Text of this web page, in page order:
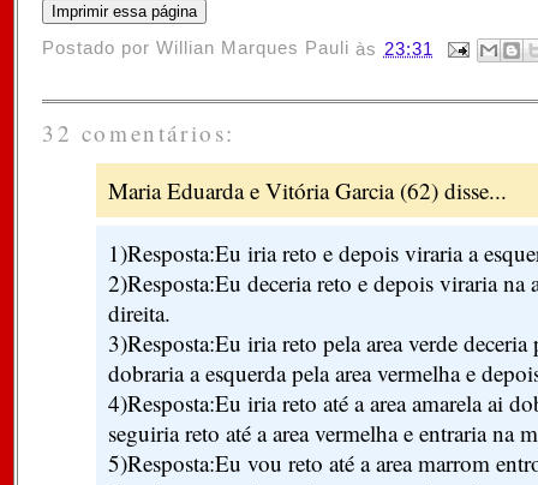
Postado porWillian Marques Pauli às 23:31
32 comentários:
Maria Eduarda e Vitória Garcia (62) disse...
1)Resposta:Eu iria reto e depois viraria a
2)Resposta:Eu deceria reto e depois viraria na
direita.
3)Resposta:Eu iria reto pela area verde deceria
dobraria a esquerda pela area vermelha e
4)Resposta:Eu iria reto até a area amarela ai
seguiria reto até a area vermelha e entraria na
5)Resposta:Eu vou reto até a area marrom